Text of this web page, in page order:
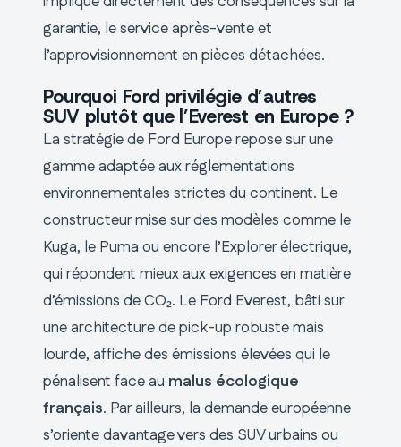
garantie, le service après-vente et
l’approvisionnement en pièces détachées.
Pourquoi Ford privilégie d’autres
SUV plutôt que l’Everest en Europe ?
La stratégie de Ford Europe repose sur une
gamme adaptée aux réglementations
environnementales strictes du continent. Le
constructeur mise sur des modèles comme le
Kuga, le Puma ou encore l’Explorer électrique,
qui répondent mieux aux exigences en matière
d’émissions de CO₂. Le Ford Everest, bâti sur
une architecture de pick-up robuste mais
lourde, affiche des émissions élevées qui le
pénalisent face au malus écologique
français. Par ailleurs, la demande européenne
s’oriente davantage vers des SUV urbains ou